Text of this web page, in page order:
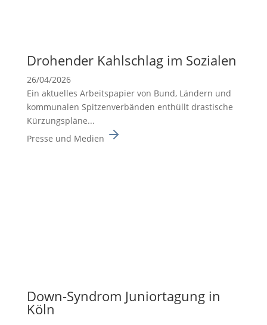
Drohender Kahlschlag im Sozialen
26/04/2026
Ein aktuelles Arbeits­pa­pier von Bund, Ländern und
kommu­nalen Spitzen­ver­bänden enthüllt drasti­sche
Kürzungs­pläne...
Presse und Medien
Down-Syndrom Junior­ta­gung in
Köln